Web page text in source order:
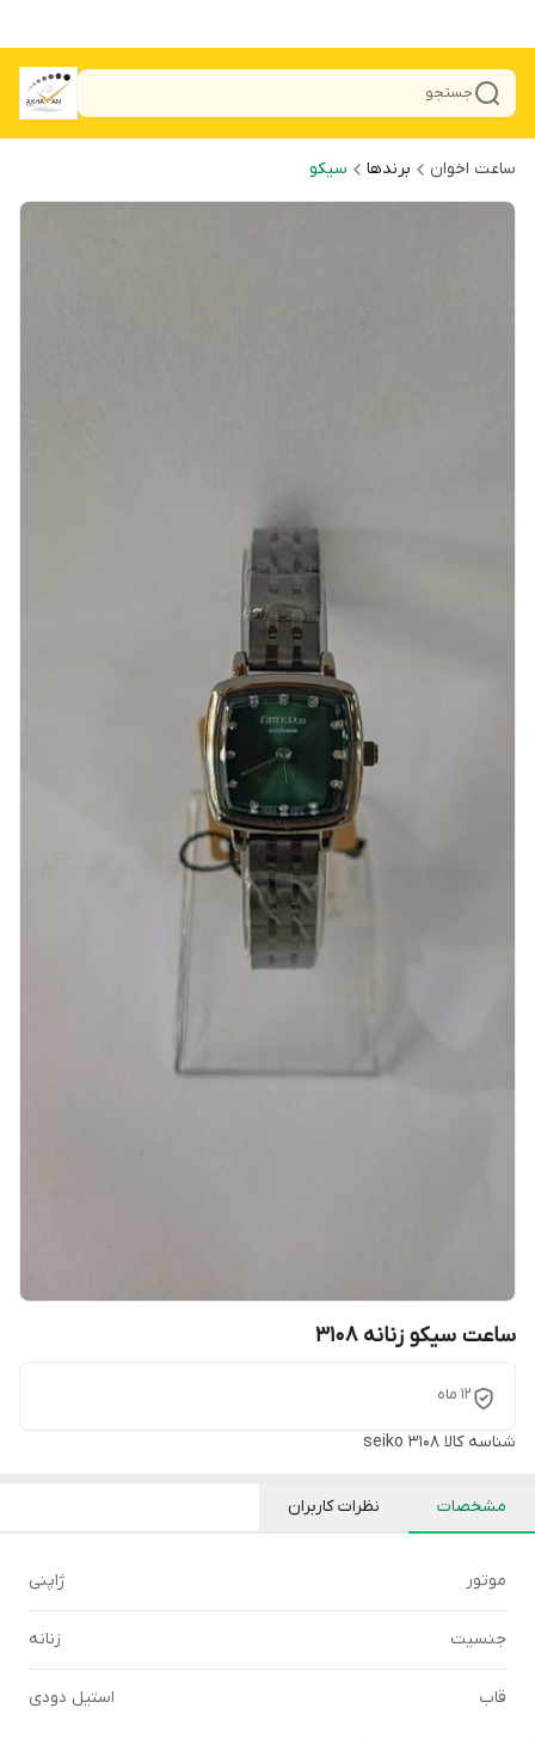
جستجو
ساعت اخوان برندها سیکو
ساعت سیکو زنانه 3108
12 ماه
شناسه کالا seiko 3108
مشخصات نظرات کاربران
موتور ژاپنی
جنسیت زنانه
قاب استیل دودی